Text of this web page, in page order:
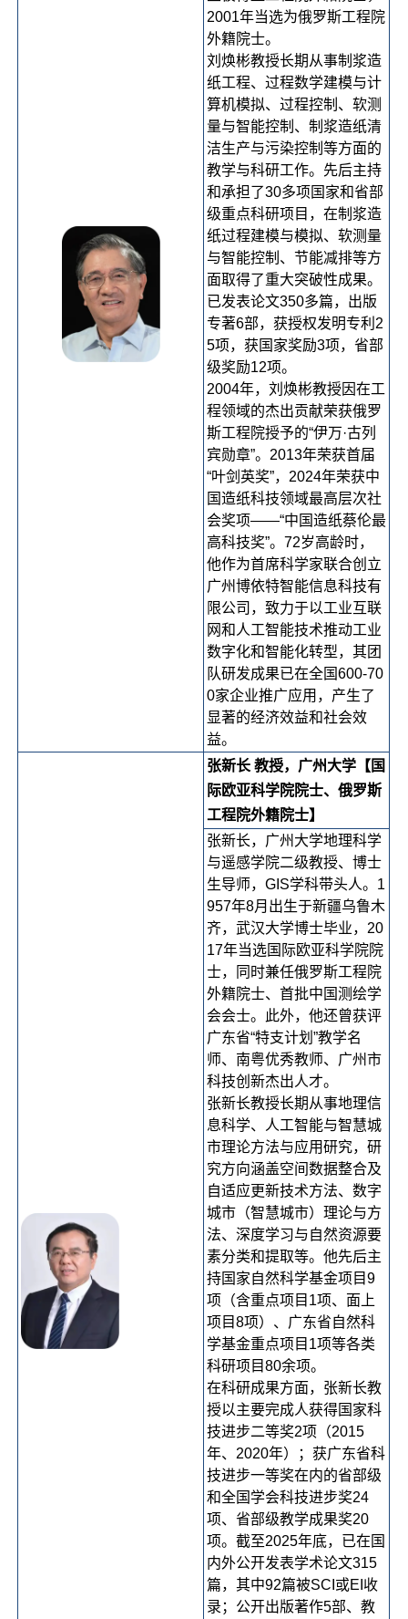
2001年当选为俄罗斯工程院
外籍院士。
刘焕彬教授长期从事制浆造
纸工程、过程数学建模与计
算机模拟、过程控制、软测
量与智能控制、制浆造纸清
洁生产与污染控制等方面的
教学与科研工作。先后主持
和承担了30多项国家和省部
级重点科研项目，在制浆造
纸过程建模与模拟、软测量
与智能控制、节能减排等方
面取得了重大突破性成果。
已发表论文350多篇，出版
专著6部，获授权发明专利2
5项，获国家奖励3项，省部
级奖励12项。
2004年，刘焕彬教授因在工
程领域的杰出贡献荣获俄罗
斯工程院授予的“伊万·古列
宾勋章”。2013年荣获首届
“叶剑英奖”，2024年荣获中
国造纸科技领域最高层次社
会奖项——“中国造纸蔡伦最
高科技奖”。72岁高龄时，
他作为首席科学家联合创立
广州博依特智能信息科技有
限公司，致力于以工业互联
网和人工智能技术推动工业
数字化和智能化转型，其团
队研发成果已在全国600-70
0家企业推广应用，产生了
显著的经济效益和社会效
益。
张新长 教授，广州大学【国
际欧亚科学院院士、俄罗斯
工程院外籍院士】
张新长，广州大学地理科学
与遥感学院二级教授、博士
生导师，GIS学科带头人。1
957年8月出生于新疆乌鲁木
齐，武汉大学博士毕业，20
17年当选国际欧亚科学院院
士，同时兼任俄罗斯工程院
外籍院士、首批中国测绘学
会会士。此外，他还曾获评
广东省“特支计划”教学名
师、南粤优秀教师、广州市
科技创新杰出人才。
张新长教授长期从事地理信
息科学、人工智能与智慧城
市理论方法与应用研究，研
究方向涵盖空间数据整合及
自适应更新技术方法、数字
城市（智慧城市）理论与方
法、深度学习与自然资源要
素分类和提取等。他先后主
持国家自然科学基金项目9
项（含重点项目1项、面上
项目8项）、广东省自然科
学基金重点项目1项等各类
科研项目80余项。
在科研成果方面，张新长教
授以主要完成人获得国家科
技进步二等奖2项（2015
年、2020年）；获广东省科
技进步一等奖在内的省部级
和全国学会科技进步奖24
项、省部级教学成果奖20
项。截至2025年底，已在国
内外公开发表学术论文315
篇，其中92篇被SCI或EI收
录；公开出版著作5部、教